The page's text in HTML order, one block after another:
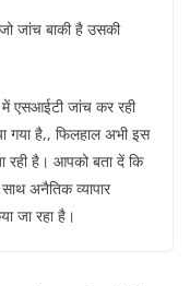
जांच बाकी है उसकी
में एसआईटी जांच कर रही
गया है,, फिलहाल अभी इस
रही है। आपको बता दें कि
अनैतिक व्यापार
जा रहा है।